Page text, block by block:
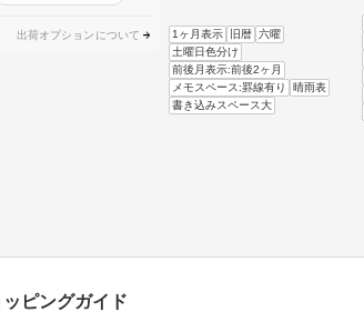
出荷オプションについて 1ヶ月表示 旧暦 六曜
土曜日色分け
前後月表示:前後2ヶ月
メモスペース:罫線有り
晴雨表
書き込みスペース大
ッピングガイド